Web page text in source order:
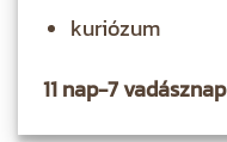
kuriózum
11 nap-7 vadásznap